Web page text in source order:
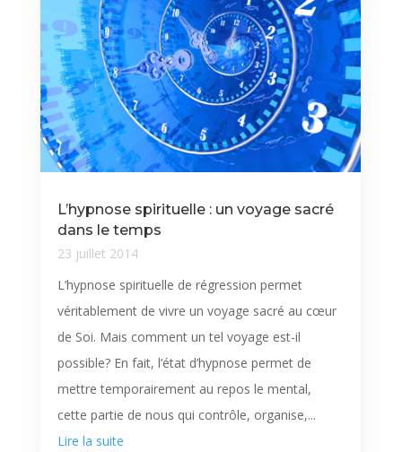
L’hypnose spirituelle : un voyage sacré
dans le temps
23 juillet 2014
L’hypnose spirituelle de régression permet
véritablement de vivre un voyage sacré au cœur
de Soi. Mais comment un tel voyage est-il
possible? En fait, l’état d’hypnose permet de
mettre temporairement au repos le mental,
cette partie de nous qui contrôle, organise,...
Lire la suite